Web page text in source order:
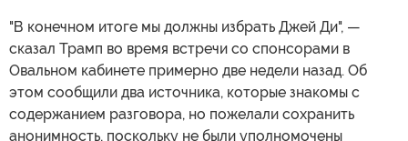
"В конечном итоге мы должны избрать Джей Ди", —
сказал Трамп во время встречи со спонсорами в
Овальном кабинете примерно две недели назад. Об
этом сообщили два источника, которые знакомы с
содержанием разговора, но пожелали сохранить
анонимность, поскольку не были уполномочены